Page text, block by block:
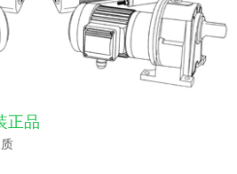
正品